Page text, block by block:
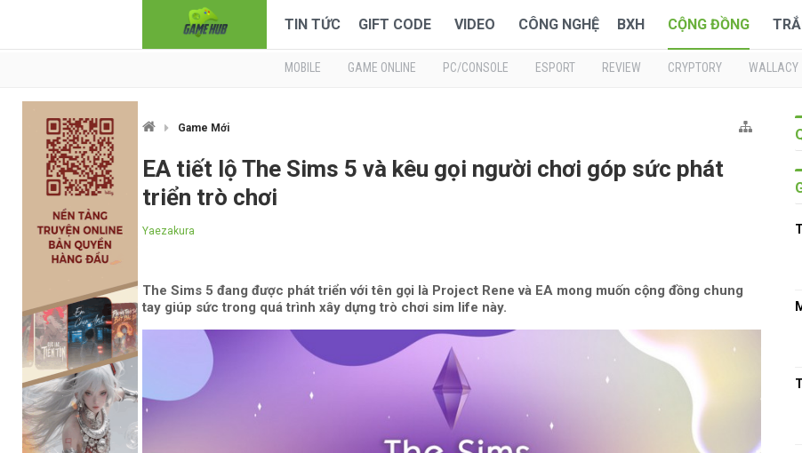
TIN TỨC GIFT CODE VIDEO CÔNG NGHỆ BXH CỘNG ĐỒNG
MOBILE GAME ONLINE PC/CONSOLE ESPORT REVIEW CRYPTORY WALLACY
Game Mới
EA tiết lộ The Sims 5 và kêu gọi người chơi góp sức phát
triển trò chơi
Yaezakura
The Sims 5 đang được phát triển với tên gọi là Project Rene và EA mong muốn cộng đồng chung
tay giúp sức trong quá trình xây dựng trò chơi sim life này.